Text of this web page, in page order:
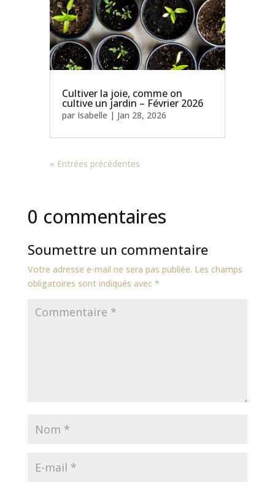
Cultiver la joie, comme on
cultive un jardin – Février 2026
par Isabelle | Jan 28, 2026
« Entrées précédentes
0 commentaires
Soumettre un commentaire
Votre adresse e-mail ne sera pas publiée. Les champs
obligatoires sont indiqués avec *